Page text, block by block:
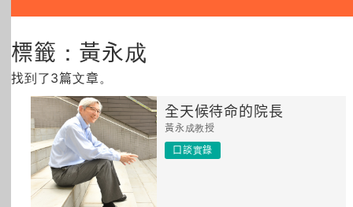
社創薈動
藝士匹靈 雅共賞 字裏科技
所有主題
標籤：黃永成
找到了3篇文章。
全天候待命的院長
黃永成教授
口談實錄